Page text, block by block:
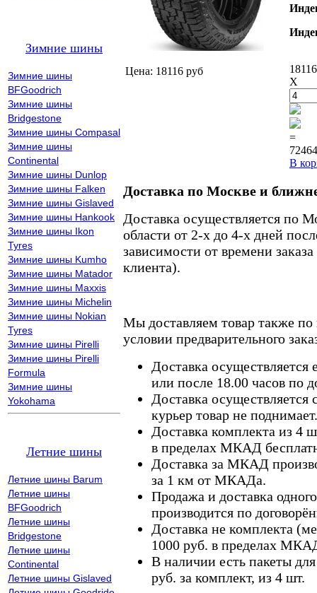
Зимние шины
Зимние шины
BFGoodrich
Зимние шины
Bridgestone
Зимние шины Compasal
Зимние шины
Continental
Зимние шины Dunlop
Зимние шины Falken
Зимние шины Gislaved
Зимние шины Hankook
Зимние шины Ikon
Tyres
Зимние шины Kumho
Зимние шины Matador
Зимние шины Maxxis
Зимние шины Michelin
Зимние шины Nokian
Tyres
Зимние шины Pirelli
Зимние шины Pirelli
Formula
Зимние шины
Yokohama
Летние шины
Летние шины Barum
Летние шины
BFGoodrich
Летние шины
Bridgestone
Летние шины
Continental
Летние шины Gislaved
Цена: 18116 руб
X
=
В
Доставка по Москве и
Доставка осуществляется по
области от 2-х до 4-х дней
зависимости от времени
клиента).
Мы доставляем товар также
условии предварительного
Доставка осуществляется
или после 18.00 часов по
Доставка осуществляется
курьер товар не поднимает.
Доставка комплекта из 4
в пределах МКАД
Доставка за МКАД
за 1 км от МКАДа.
Продажа и доставка
производится по
Доставка не комплекта
1000 руб. в пределах
В наличии есть пакеты
руб. за комплект, из 4 шт.